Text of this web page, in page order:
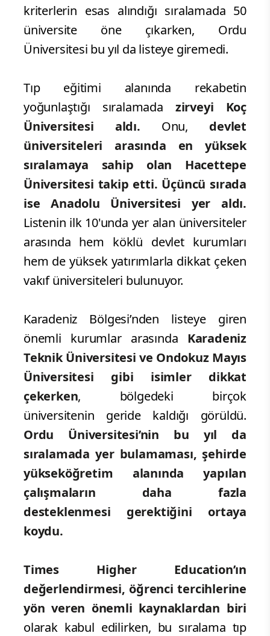
kriterlerin esas alındığı sıralamada 50
üniversite öne çıkarken, Ordu
Üniversitesi bu yıl da listeye giremedi.
Tıp eğitimi alanında rekabetin
yoğunlaştığı sıralamada zirveyi Koç
Üniversitesi aldı. Onu, devlet
üniversiteleri arasında en yüksek
sıralamaya sahip olan Hacettepe
Üniversitesi takip etti. Üçüncü sırada
ise Anadolu Üniversitesi yer aldı.
Listenin ilk 10'unda yer alan üniversiteler
arasında hem köklü devlet kurumları
hem de yüksek yatırımlarla dikkat çeken
vakıf üniversiteleri bulunuyor.
Karadeniz Bölgesi’nden listeye giren
önemli kurumlar arasında Karadeniz
Teknik Üniversitesi ve Ondokuz Mayıs
Üniversitesi gibi isimler dikkat
çekerken, bölgedeki birçok
üniversitenin geride kaldığı görüldü.
Ordu Üniversitesi’nin bu yıl da
sıralamada yer bulamaması, şehirde
yükseköğretim alanında yapılan
çalışmaların daha fazla
desteklenmesi gerektiğini ortaya
koydu.
Times Higher Education’ın
değerlendirmesi, öğrenci tercihlerine
yön veren önemli kaynaklardan biri
olarak kabul edilirken, bu sıralama tıp